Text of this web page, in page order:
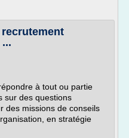
à tout ou partie
sur des questions
des missions de conseils
en stratégie